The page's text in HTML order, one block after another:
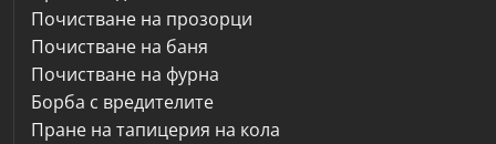
Почистване на прозорци
Почистване на баня
Почистване на фурна
Борба с вредителите
Пране на тапицерия на кола